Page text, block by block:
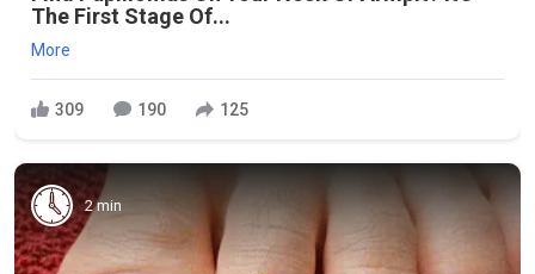
The First Stage Of...
More
309 190 125
2 min